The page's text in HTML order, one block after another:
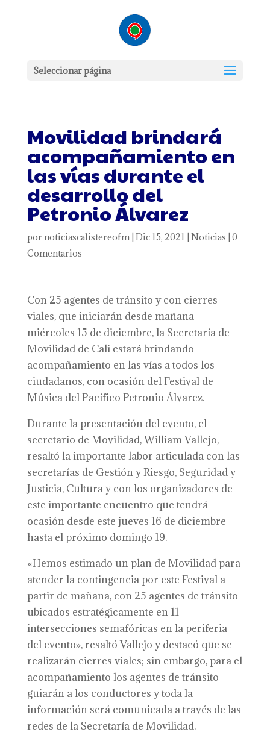
Seleccionar página
Movilidad brindará
acompañamiento en
las vías durante el
desarrollo del
Petronio Álvarez
por noticiascalistereofm| Dic 15, 2021 Noticias 0
Comentarios
Con 25 agentes de tránsito y con cierres
viales, que iniciarán desde mañana
miércoles 15 de diciembre, la Secretaría de
Movilidad de Cali estará brindando
acompañamiento en las vías a todos los
ciudadanos, con ocasión del Festival de
Música del Pacífico Petronio Álvarez.
Durante la presentación del evento, el
secretario de Movilidad, William Vallejo,
resaltó la importante labor articulada con las
secretarías de Gestión y Riesgo, Seguridad y
Justicia, Cultura y con los organizadores de
este importante encuentro que tendrá
ocasión desde este jueves 16 de diciembre
hasta el próximo domingo 19.
«Hemos estimado un plan de Movilidad para
atender la contingencia por este Festival a
partir de mañana, con 25 agentes de tránsito
ubicados estratégicamente en 11
intersecciones semafóricas en la periferia
del evento», resaltó Vallejo y destacó que se
realizarán cierres viales; sin embargo, para el
acompañamiento los agentes de tránsito
guiarán a los conductores y toda la
información será comunicada a través de las
redes de la Secretaría de Movilidad.